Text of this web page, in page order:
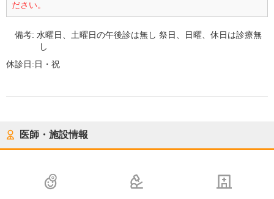
ださい。
備考:水曜日、土曜日の午後診は無し 祭日、日曜、休日は診療無
し
休診日:日・祝
医師・施設情報